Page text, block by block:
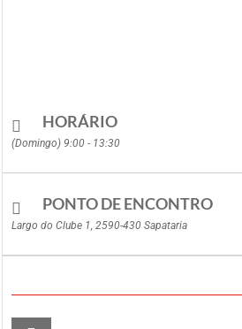
HORÁRIO
(Domingo) 9:00 - 13:30
PONTO DE ENCONTRO
Largo do Clube 1, 2590-430 Sapataria